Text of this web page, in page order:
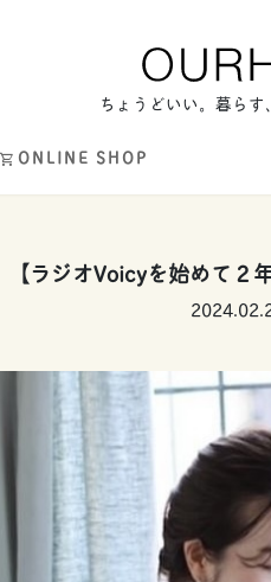
ちょうどいい。暮ら
ONLINE SHOP
【ラジオVoicyを始めて２